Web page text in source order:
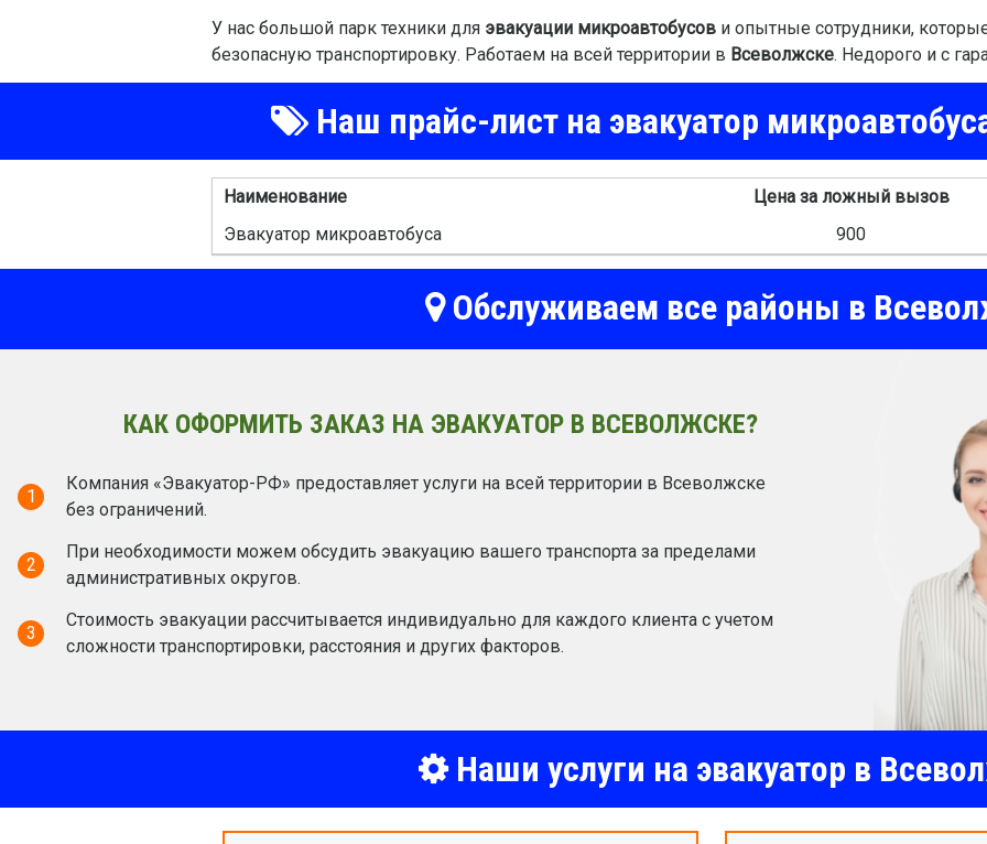
У нас большой парк техники для эвакуации микроавтобусов и опытные сотрудники,
безопасную транспортировку. Работаем на всей территории в Всеволжске. Недорого и с
Наш прайс-лист на эвакуатор
Наименование Цена за ложный вызов
Эвакуатор микроавтобуса
900
Обслуживаем все районы в
КАК ОФОРМИТЬ ЗАКАЗ НА ЭВАКУАТОР В ВСЕВОЛЖСКЕ?
1
Компания «Эвакуатор-РФ» предоставляет услуги на всей территории в Всеволжске
без ограничений.
2
При необходимости можем обсудить эвакуацию вашего транспорта за пределами
административных округов.
3
Стоимость эвакуации рассчитывается индивидуально для каждого клиента с учетом
сложности транспортировки, расстояния и других факторов.
Наши услуги на эвакуатор в